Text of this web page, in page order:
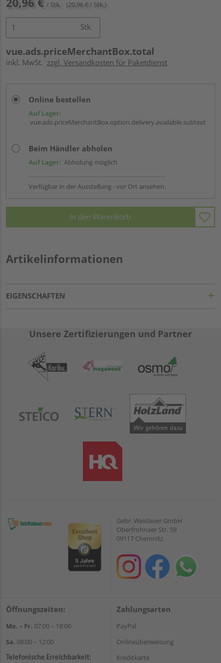
/ Stk. (20,96 € / Stk.)
Stk.
vue.ads.priceMerchantBox.total
inkl. MwSt. zzgl. Versandkosten für Paketdienst
Online bestellen
Auf Lager:
vue.ads.priceMerchantBox.option.delivery.available.subtext
Beim Händler abholen
Auf Lager: Abholung möglich
Verfügbar in der Ausstellung - vor Ort ansehen.
In den Warenkorb
Artikelinformationen
EIGENSCHAFTEN
Unsere Zertifizierungen und Partner
Gebr. Weidauer GmbH
Oberfrohnaer Str. 59
09117 Chemnitz
Öffnungszeiten:
Mo. – Fr. 07:00 – 18:00
Sa. 08:00 – 12:00
Telefonische Erreichbarkeit:
Zahlungsarten
PayPal
Onlineüberweisung
Kreditkarte